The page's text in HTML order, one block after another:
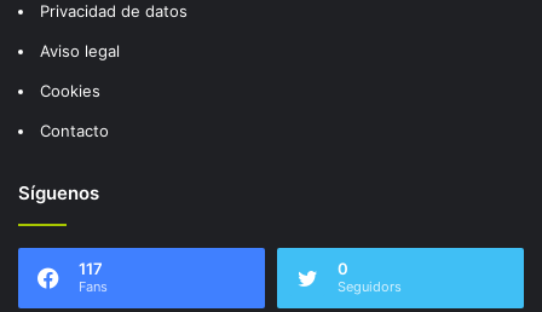
Privacidad de datos
Aviso legal
Cookies
Contacto
Síguenos
117
Fans
0
Seguidors